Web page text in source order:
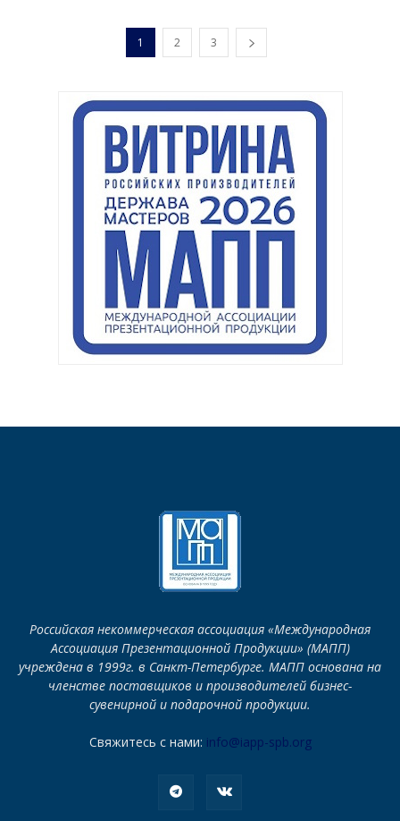
1 2 3
Российская некоммерческая ассоциация «Международная
Ассоциация Презентационной Продукции» (МАПП)
учреждена в 1999г. в Санкт-Петербурге. МАПП основана на
членстве поставщиков и производителей бизнес-
сувенирной и подарочной продукции.
Свяжитесь с нами: info@iapp-spb.org